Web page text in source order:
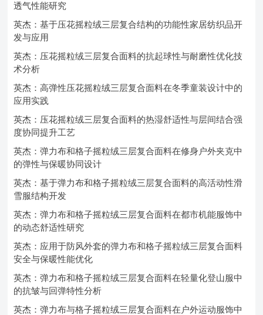
透气性能研究
英杰：基于压花摇粒绒三层复合结构的功能性家居纺织品开
发与应用
英杰：压花摇粒绒三层复合面料的抗起球性与耐磨性优化技
术分析
英杰：高弹性压花摇粒绒三层复合面料在冬季童装设计中的
应用实践
英杰：压花摇粒绒三层复合面料的热湿舒适性与层间结合强
度协同提升工艺
英杰：弹力布和格子摇粒绒三层复合面料在修身户外夹克中
的弹性与保暖协同设计
英杰：基于弹力布和格子摇粒绒三层复合面料的高活动性滑
雪服结构开发
英杰：弹力布和格子摇粒绒三层复合面料在都市机能服饰中
的动态舒适性研究
英杰：应用于防风外套的弹力布和格子摇粒绒三层复合面料
安全与保暖性能优化
英杰：弹力布和格子摇粒绒三层复合面料在轻量化登山服中
的抗皱与回弹特性分析
英杰：弹力布与格子摇粒绒三层复合面料在户外运动服饰中